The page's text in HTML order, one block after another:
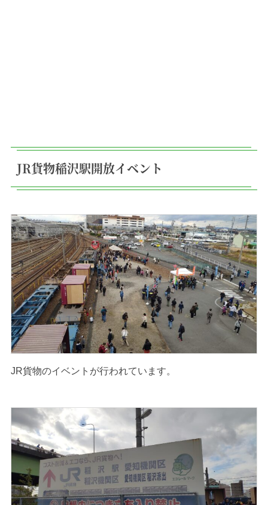
JR貨物稲沢駅開放イベント
JR貨物のイベントが行われています。